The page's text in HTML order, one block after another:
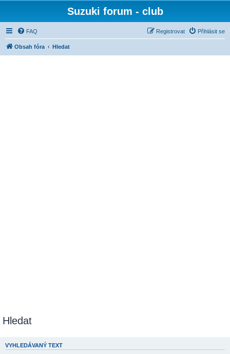
Suzuki forum - club
FAQ Přihlásit se
Registrovat
Obsah fóra Hledat
Hledat
VYHLEDÁVANÝ TEXT